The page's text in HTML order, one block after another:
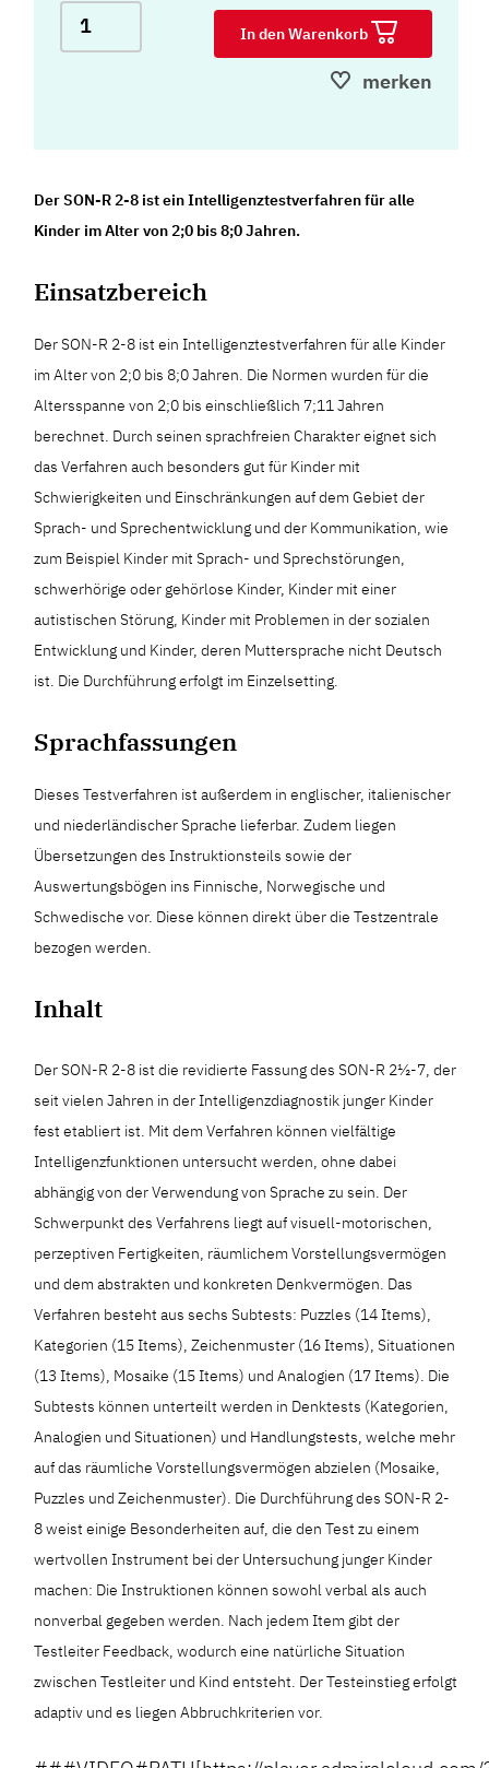
In den Warenkorb
merken
Der SON-R 2-8 ist ein Intelligenztestverfahren für alle
Kinder im Alter von 2;0 bis 8;0 Jahren.
Einsatzbereich
Der SON-R 2-8 ist ein Intelligenztestverfahren für alle Kinder
im Alter von 2;0 bis 8;0 Jahren. Die Normen wurden für die
Altersspanne von 2;0 bis einschließlich 7;11 Jahren
berechnet. Durch seinen sprachfreien Charakter eignet sich
das Verfahren auch besonders gut für Kinder mit
Schwierigkeiten und Einschränkungen auf dem Gebiet der
Sprach- und Sprechentwicklung und der Kommunikation, wie
zum Beispiel Kinder mit Sprach- und Sprechstörungen,
schwerhörige oder gehörlose Kinder, Kinder mit einer
autistischen Störung, Kinder mit Problemen in der sozialen
Entwicklung und Kinder, deren Muttersprache nicht Deutsch
ist. Die Durchführung erfolgt im Einzelsetting.
Sprachfassungen
Dieses Testverfahren ist außerdem in englischer, italienischer
und niederländischer Sprache lieferbar. Zudem liegen
Übersetzungen des Instruktionsteils sowie der
Auswertungsbögen ins Finnische, Norwegische und
Schwedische vor. Diese können direkt über die Testzentrale
bezogen werden.
Inhalt
Der SON-R 2-8 ist die revidierte Fassung des SON-R 2½-7, der
seit vielen Jahren in der Intelligenzdiagnostik junger Kinder
fest etabliert ist. Mit dem Verfahren können vielfältige
Intelligenzfunktionen untersucht werden, ohne dabei
abhängig von der Verwendung von Sprache zu sein. Der
Schwerpunkt des Verfahrens liegt auf visuell-motorischen,
perzeptiven Fertigkeiten, räumlichem Vorstellungsvermögen
und dem abstrakten und konkreten Denkvermögen. Das
Verfahren besteht aus sechs Subtests: Puzzles (14 Items),
Kategorien (15 Items), Zeichenmuster (16 Items), Situationen
(13 Items), Mosaike (15 Items) und Analogien (17 Items). Die
Subtests können unterteilt werden in Denktests (Kategorien,
Analogien und Situationen) und Handlungstests, welche mehr
auf das räumliche Vorstellungsvermögen abzielen (Mosaike,
Puzzles und Zeichenmuster). Die Durchführung des SON-R 2-
8 weist einige Besonderheiten auf, die den Test zu einem
wertvollen Instrument bei der Untersuchung junger Kinder
machen: Die Instruktionen können sowohl verbal als auch
nonverbal gegeben werden. Nach jedem Item gibt der
Testleiter Feedback, wodurch eine natürliche Situation
zwischen Testleiter und Kind entsteht. Der Testeinstieg erfolgt
adaptiv und es liegen Abbruchkriterien vor.